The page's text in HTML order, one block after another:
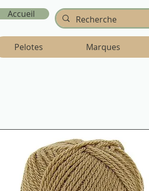
Accueil
Pelotes Marques